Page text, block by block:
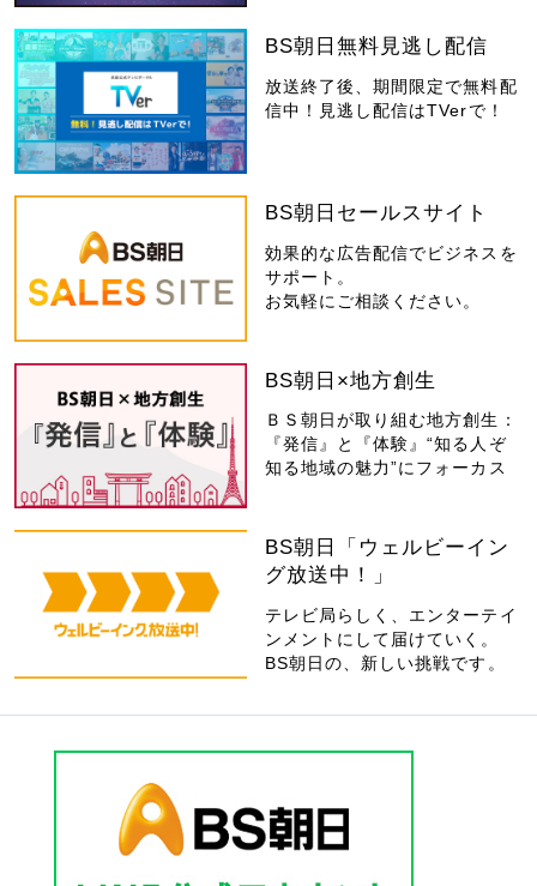
BS朝日無料見逃し配信
放送終了後、期間限定で無料配
信中！見逃し配信はTVerで！
BS朝日セールスサイト
効果的な広告配信でビジネスを
サポート。
お気軽にご相談ください。
BS朝日×地方創生
ＢＳ朝日が取り組む地方創生：
『発信』と『体験』“知る人ぞ
知る地域の魅力”にフォーカス
BS朝日「ウェルビーイン
グ放送中！」
テレビ局らしく、エンターテイ
ンメントにして届けていく。
BS朝日の、新しい挑戦です。